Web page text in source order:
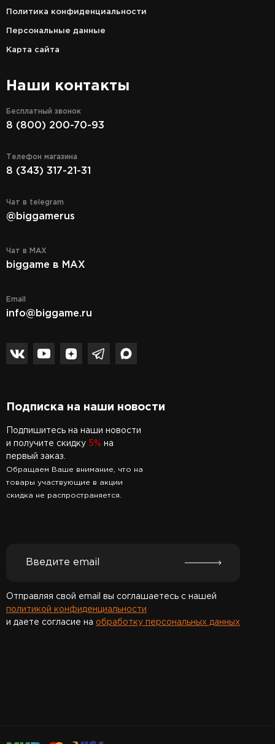
Политика конфиденциальности
Персональные данные
Карта сайта
Наши контакты
Бесплатный звонок
8 (800) 200-70-93
Телефон магазина
8 (343) 317-21-31
Чат в telegram
@biggamerus
Чат в MAX
biggame в MAX
Email
info@biggame.ru
Подписка на наши новости
Подпишитесь на наши новости
и получите скидку 5% на
первый заказ.
Обращаем Ваше внимание, что на
товары участвующие в акции
скидка не распространяется.
Отправляя свой email вы соглашаетесь с нашей
политикой конфиденциальности
и даете согласие на обработку персональных данных